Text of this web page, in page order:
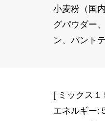
小麦粉（国
グパウダー
ン、パント
[ ミックス１
エネルギー: